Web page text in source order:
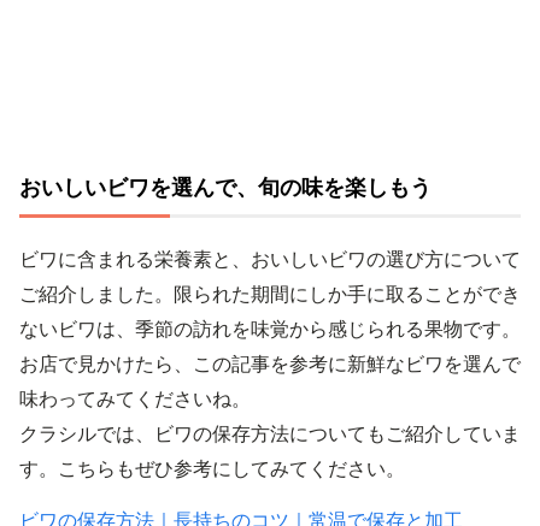
おいしいビワを選んで、旬の味を楽しもう
ビワに含まれる栄養素と、おいしいビワの選び方について
ご紹介しました。限られた期間にしか手に取ることができ
ないビワは、季節の訪れを味覚から感じられる果物です。
お店で見かけたら、この記事を参考に新鮮なビワを選んで
味わってみてくださいね。
クラシルでは、ビワの保存方法についてもご紹介していま
す。こちらもぜひ参考にしてみてください。
ビワの保存方法｜長持ちのコツ｜常温で保存と加工